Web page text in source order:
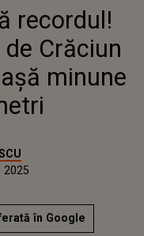
BRAD DE CRĂCIUN
O URIAȘĂ MINUNE
recordul!
Crăciun
minune
2025
în Google